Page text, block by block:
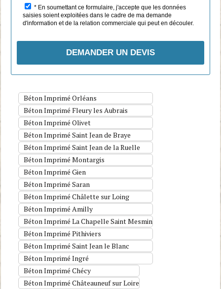
a
s
a
m
p
i
d
e
* En soumettant ce formulaire, j'accepte que les données
saisies soient exploitées dans le cadre de ma demande
d'information et de la relation commerciale qui peut en découler.
Béton Imprimé Orléans
Béton Imprimé Fleury les Aubrais
Béton Imprimé Olivet
Béton Imprimé Saint Jean de Braye
Béton Imprimé Saint Jean de la Ruelle
Béton Imprimé Montargis
Béton Imprimé Gien
Béton Imprimé Saran
Béton Imprimé Châlette sur Loing
Béton Imprimé Amilly
Béton Imprimé La Chapelle Saint Mesmin
Béton Imprimé Pithiviers
Béton Imprimé Saint Jean le Blanc
Béton Imprimé Ingré
Béton Imprimé Chécy
Béton Imprimé Châteauneuf sur Loire